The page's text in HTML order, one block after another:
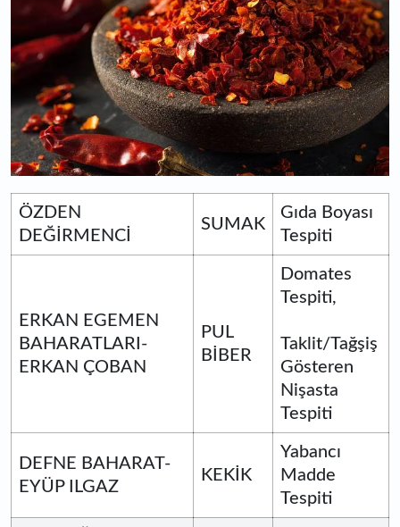
ÖZDEN
DEĞİRMENCİ
SUMAK
Gıda Boyası
Tespiti
ERKAN EGEMEN
BAHARATLARI-
ERKAN ÇOBAN
PUL
BİBER
Domates
Tespiti,
Taklit/Tağşiş
Gösteren
Nişasta
Tespiti
DEFNE BAHARAT-
EYÜP ILGAZ
KEKİK
Yabancı
Madde
Tespiti